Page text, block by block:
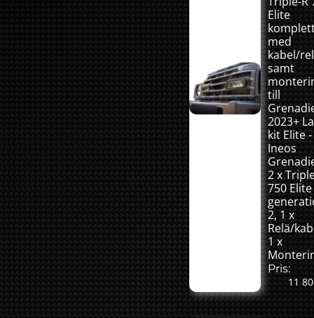
Elite
med
kabel/
samt
till
2023+
kit Elite -
Ineos
2 x
750 Elite
2, 1 x
Relä/
1 x
Pris:
11